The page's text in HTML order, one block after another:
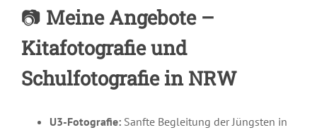
📷 Meine Angebote –
Kitafotografie und
Schulfotografie in NRW
U3-Fotografie:Sanfte Begleitung der Jüngsten in